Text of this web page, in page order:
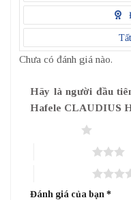
điểm
Chưa có đánh giá nào.
Hãy là người đầu
Hafele CLAUDIUS
Đánh giá của bạn *